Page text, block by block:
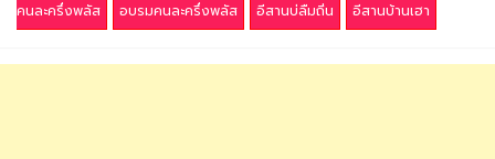
คนละครึ่งพลัส
อบรมคนละครึ่งพลัส อีสานบ่ลืมถิ่น อีสานบ้านเฮา